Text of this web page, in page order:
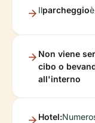
Ilparcheggio
Non viene
cibo o
all'interno
Hotel: